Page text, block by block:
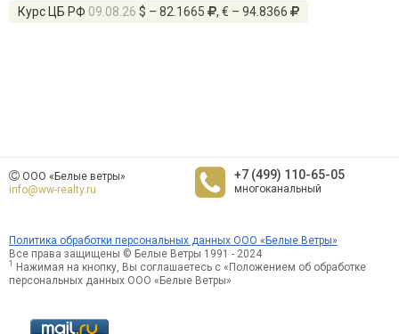
Курс ЦБ РФ 09.08.26 $ – 82.1665 , € – 94.8366
ООО «Белые ветры»
info@ww-realty.ru
+7 (499) 110-65-05
многоканальный
Политика обработки персональных данных ООО «Белые Ветры»
Все права защищены © Белые Ветры 1991 - 2024
1
Нажимая на кнопку, Вы соглашаетесь с «Положением об обработке
персональных данных ООО «Белые Ветры»